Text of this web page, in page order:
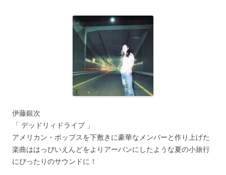
伊藤銀次
「 デッドリィドライブ 」
アメリカン・ポップスを下敷きに豪華なメンバーと作り上げた
楽曲ははっぴいえんどをよりアーバンにしたような夏の小旅行
にぴったりのサウンドに！